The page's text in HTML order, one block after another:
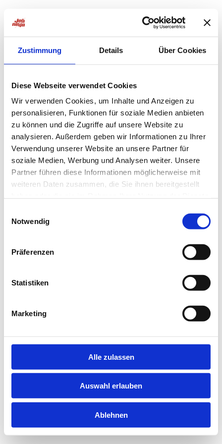
Zustimmung Details Über Cookies
Diese Webseite verwendet Cookies
Wir verwenden Cookies, um Inhalte und Anzeigen zu
personalisieren, Funktionen für soziale Medien anbieten
zu können und die Zugriffe auf unsere Website zu
analysieren. Außerdem geben wir Informationen zu Ihrer
Verwendung unserer Website an unsere Partner für
soziale Medien, Werbung und Analysen weiter. Unsere
Partner führen diese Informationen möglicherweise mit
weiteren Daten zusammen, die Sie ihnen bereitgestellt
Notwendig
Präferenzen
Statistiken
Marketing
Alle zulassen
Auswahl erlauben
Ablehnen
loadingjobninja.com
for more